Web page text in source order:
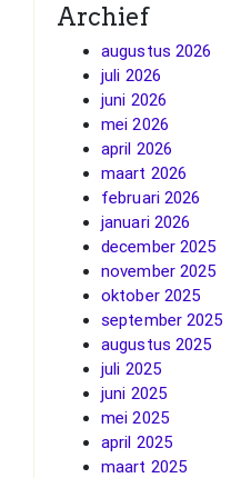
Archief
augustus 2026
juli 2026
juni 2026
mei 2026
april 2026
maart 2026
februari 2026
januari 2026
december 2025
november 2025
oktober 2025
september 2025
augustus 2025
juli 2025
juni 2025
mei 2025
april 2025
maart 2025